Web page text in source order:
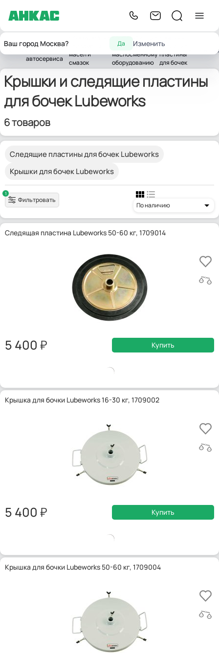
Ваш город Москва? Да Изменить
Оборудование
для
автосервиса
масел и
смазок
и запчасти к
маслосменному
оборудованию
следящие
пластины
для бочек
Lubeworks
Крышки и следящие пластины
для бочек Lubeworks
6 товаров
Следящие пластины для бочек Lubeworks
Крышки для бочек Lubeworks
1
Фильтровать
По наличию
Следящая пластина Lubeworks 50-60 кг, 1709014
5 400 Купить
Крышка для бочки Lubeworks 16-30 кг, 1709002
5 400 Купить
Крышка для бочки Lubeworks 50-60 кг, 1709004